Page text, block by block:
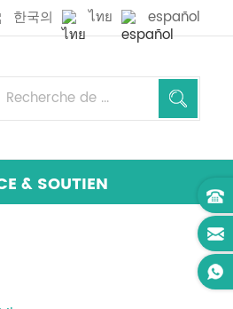
한국의 ไทย español
& SOUTIEN